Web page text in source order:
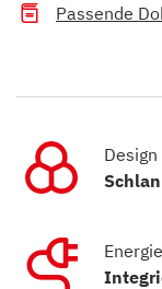
Passende
Design
Energie